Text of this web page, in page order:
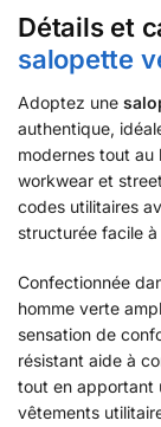
Détails et
salopette
Adoptez une
authentique,
modernes tout au
workwear et
codes utilitaires
structurée facile
Confectionnée
homme verte
sensation de
résistant aide à
tout en apportant
vêtements